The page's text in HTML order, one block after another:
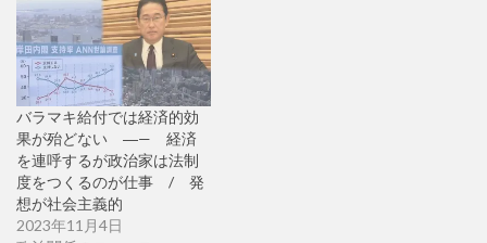
バラマキ給付では経済的効
果が殆どない ―— 経済
を連呼するが政治家は法制
度をつくるのが仕事 / 発
想が社会主義的
2023年11月4日